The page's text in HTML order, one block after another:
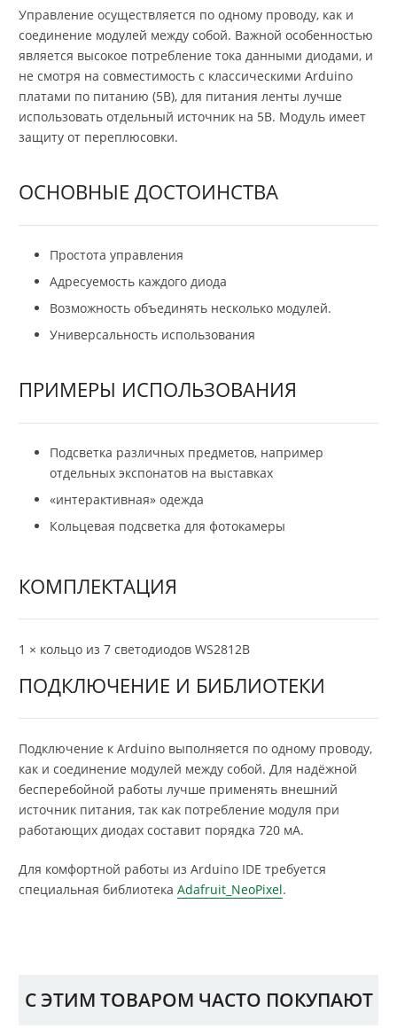
Управление осуществляется по одному проводу, как и
соединение модулей между собой. Важной особенностью
является высокое потребление тока данными диодами, и
не смотря на совместимость с классическими Arduino
платами по питанию (5В), для питания ленты лучше
использовать отдельный источник на 5В. Модуль имеет
защиту от переплюсовки.
ОСНОВНЫЕ ДОСТОИНСТВА
Простота управления
Адресуемость каждого диода
Возможность объединять несколько модулей.
Универсальность использования
ПРИМЕРЫ ИСПОЛЬЗОВАНИЯ
Подсветка различных предметов, например
отдельных экспонатов на выставках
«интерактивная» одежда
Кольцевая подсветка для фотокамеры
КОМПЛЕКТАЦИЯ
1 × кольцо из 7 светодиодов WS2812B
ПОДКЛЮЧЕНИЕ И БИБЛИОТЕКИ
Подключение к Arduino выполняется по одному проводу,
как и соединение модулей между собой. Для надёжной
бесперебойной работы лучше применять внешний
источник питания, так как потребление модуля при
работающих диодах составит порядка 720 мА.
Для комфортной работы из Arduino IDE требуется
специальная библиотека Adafruit_NeoPixel.
С ЭТИМ ТОВАРОМ ЧАСТО ПОКУПАЮТ